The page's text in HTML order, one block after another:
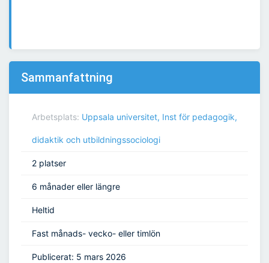
Sammanfattning
Arbetsplats: Uppsala universitet, Inst för pedagogik,
didaktik och utbildningssociologi
2 platser
6 månader eller längre
Heltid
Fast månads- vecko- eller timlön
Publicerat: 5 mars 2026